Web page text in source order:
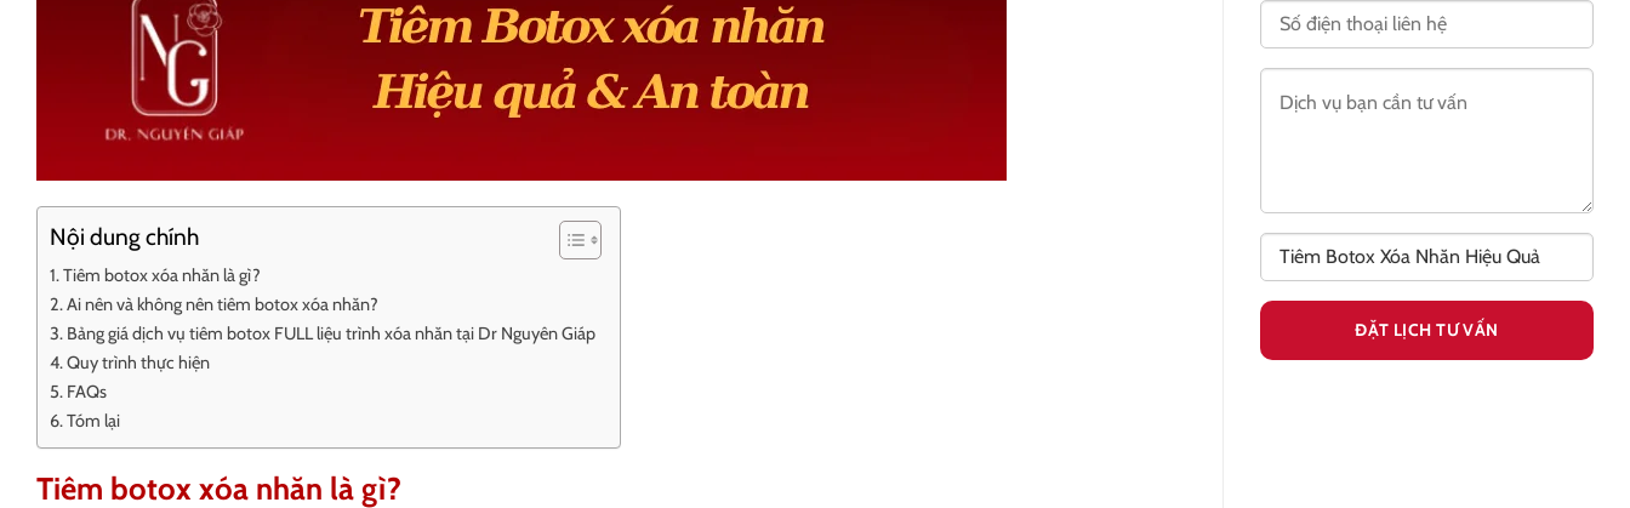
Nội dung chính
Tiêm botox xóa nhăn là gì?
Ai nên và không nên tiêm botox xóa nhăn?
Bảng giá dịch vụ tiêm botox FULL liệu trình xóa nhăn tại Dr Nguyên Giáp
Quy trình thực hiện
FAQs
Tóm lại
Tiêm botox xóa nhăn là gì?